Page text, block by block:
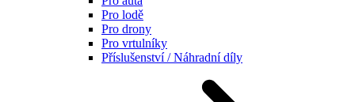
Pro lodě
Pro drony
Pro vrtulníky
Příslušenství / Náhradní díly